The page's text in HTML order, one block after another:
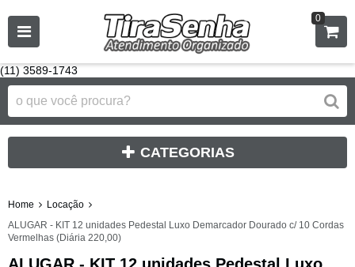
(11) 3589-1743
0
CATEGORIAS
Home
Locação
ALUGAR - KIT 12 unidades Pedestal Luxo Demarcador Dourado c/ 10 Cordas
Vermelhas (Diária 220,00)